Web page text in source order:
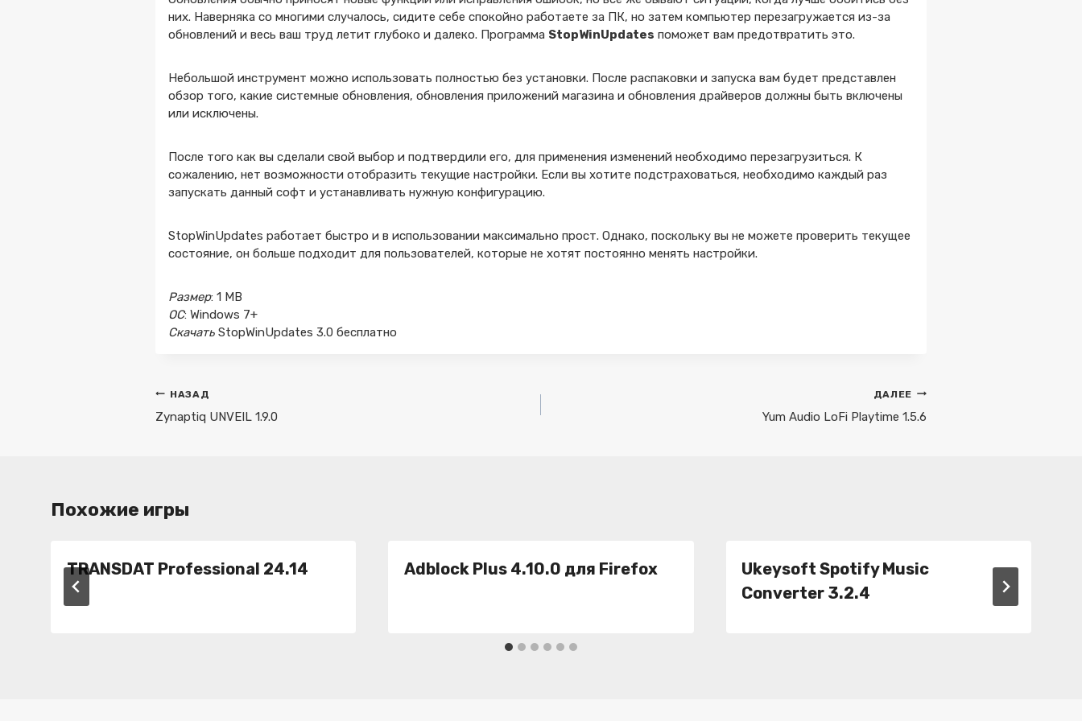
них. Наверняка со многими случалось, сидите себе спокойно работаете за ПК, но затем компьютер перезагружается из-за
обновлений и весь ваш труд летит глубоко и далеко. Программа StopWinUpdates поможет вам предотвратить это.
Небольшой инструмент можно использовать полностью без установки. После распаковки и запуска вам будет представлен
обзор того, какие системные обновления, обновления приложений магазина и обновления драйверов должны быть включены
или исключены.
После того как вы сделали свой выбор и подтвердили его, для применения изменений необходимо перезагрузиться. К
сожалению, нет возможности отобразить текущие настройки. Если вы хотите подстраховаться, необходимо каждый раз
запускать данный софт и устанавливать нужную конфигурацию.
StopWinUpdates работает быстро и в использовании максимально прост. Однако, поскольку вы не можете проверить текущее
состояние, он больше подходит для пользователей, которые не хотят постоянно менять настройки.
Размер: 1 MB
ОС: Windows 7+
СкачатьStopWinUpdates 3.0 бесплатно
Навигация
по
НАЗАД
Zynaptiq UNVEIL 1.9.0
ДАЛЕЕ
Yum Audio LoFi Playtime 1.5.6
Похожие игры
TRANSDAT Professional 24.14 Adblock Plus 4.10.0 для Firefox
Ukeysoft Spotify Music
Converter 3.2.4